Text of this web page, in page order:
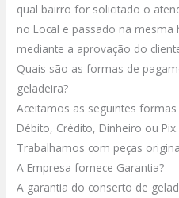
qual bairro for solicitado o
no Local e passado na mesma
mediante a aprovação do
Quais são as formas de
geladeira?
Aceitamos as seguintes
Débito, Crédito, Dinheiro ou Pix.
Trabalhamos com peças
A Empresa fornece Garantia?
A garantia do conserto de